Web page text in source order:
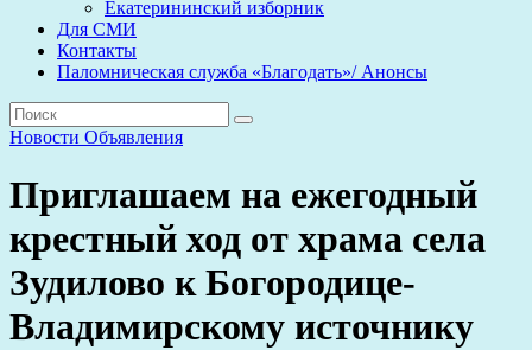
Екатерининский изборник
Для СМИ
Контакты
Паломническая служба «Благодать»/ Анонсы
Новости Объявления
Приглашаем на ежегодный
крестный ход от храма села
Зудилово к Богородице-
Владимирскому источнику